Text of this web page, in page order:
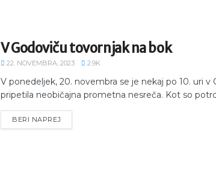
V Godoviču tovornjak na bok
22. NOVEMBRA, 2023 2.9K
V ponedeljek, 20. novembra se je nekaj po 10. uri v
pripetila neobičajna prometna nesreča. Kot so
BERI NAPREJ